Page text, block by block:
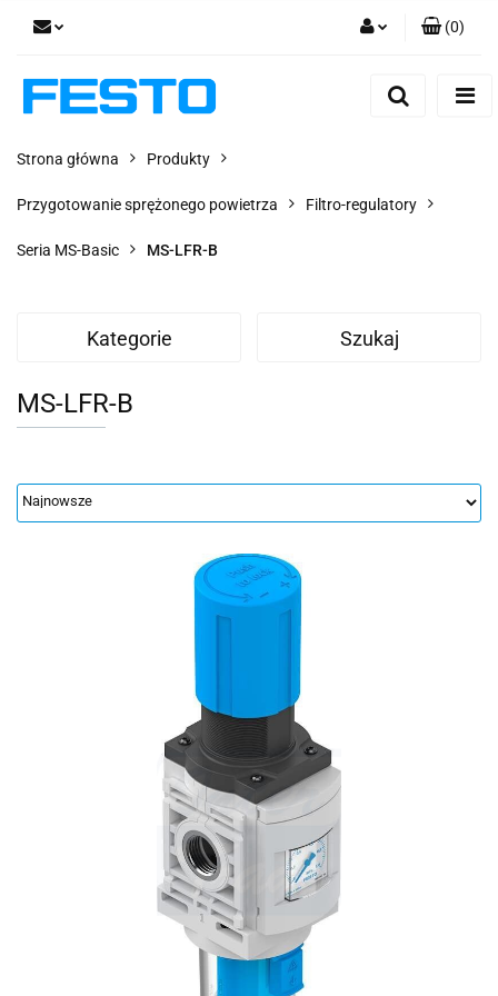
(0)
Strona główna Produkty
Przygotowanie sprężonego powietrza Filtro-regulatory
Seria MS-Basic MS-LFR-B
Kategorie Szukaj
MS-LFR-B